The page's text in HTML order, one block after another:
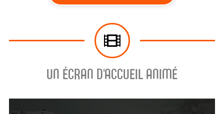
UN ÉCRAN D'ACCUEIL ANIMÉ